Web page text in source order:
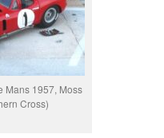
Mans 1957, Moss
Cross)